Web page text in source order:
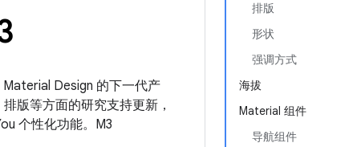
排版
形状
强调方式
海拔
Material 组件
导航组件
Design 的下一代产
版等方面的研究支持更新，
个性化功能。M3